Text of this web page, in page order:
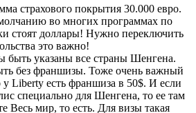
страхового покрытия 30.000 евро.
во многих программах по
стоят доллары! Нужно переключить
это важно!
указаны все страны Шенгена.
без франшизы. Тоже очень важный
Liberty есть франшиза в 50$. И если
специально для Шенгена, то ее там
Весь мир, то есть. Для визы такая